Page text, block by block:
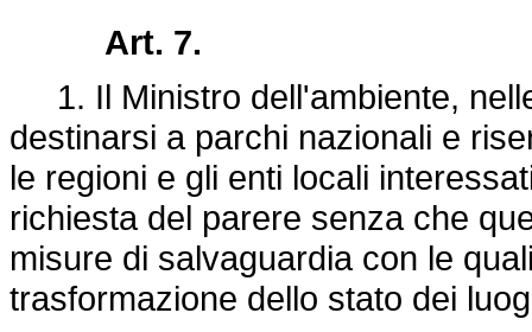
Art. 7.
1. Il Ministro dell'ambiente,
destinarsi a parchi nazionali e
le regioni e gli enti locali
richiesta del parere senza che
misure di salvaguardia con le
trasformazione dello stato dei